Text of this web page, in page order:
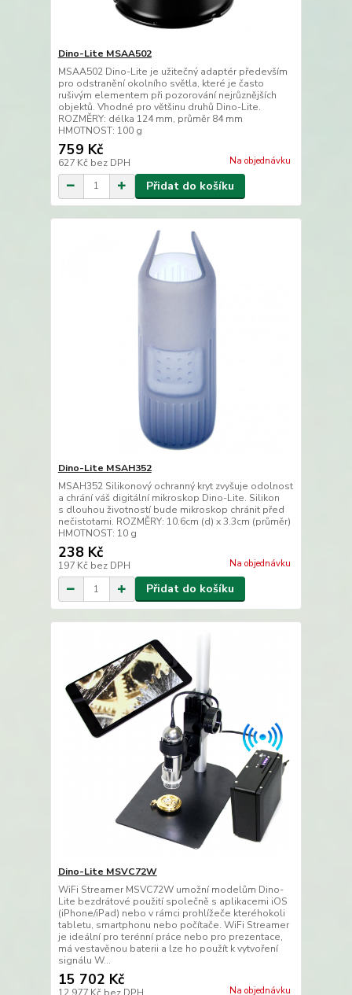
Dino-Lite MSAA502
MSAA502 Dino-Lite je užitečný adaptér především
pro odstranění okolního světla, které je často
rušivým elementem při pozorování nejrůznějších
objektů. Vhodné pro většinu druhů Dino-Lite.
ROZMĚRY: délka 124 mm, průměr 84 mm
HMOTNOST: 100 g
759 Kč
627 Kč bez DPH Na objednávku
Přidat do košíku
Dino-Lite MSAH352
MSAH352 Silikonový ochranný kryt zvyšuje odolnost
a chrání váš digitální mikroskop Dino-Lite. Silikon
s dlouhou životností bude mikroskop chránit před
nečistotami. ROZMĚRY: 10.6cm (d) x 3.3cm (průměr)
HMOTNOST: 10 g
238 Kč
197 Kč bez DPH Na objednávku
Přidat do košíku
Dino-Lite MSVC72W
WiFi Streamer MSVC72W umožní modelům Dino-
Lite bezdrátové použití společně s aplikacemi iOS
(iPhone/iPad) nebo v rámci prohlížeče kteréhokoli
tabletu, smartphonu nebo počítače. WiFi Streamer
je ideální pro terénní práce nebo pro prezentace,
má vestavěnou baterii a lze ho použít k vytvoření
signálu W...
15 702 Kč
12 977 Kč bez DPH Na objednávku